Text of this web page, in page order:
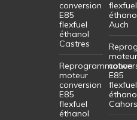
conversion
E85
flexfuel
éthanol
Castres
Reprogrammation
moteur
conversion
E85
flexfuel
éthanol
flexfuel
Auch
moteur
E85
flexfuel
Cahors